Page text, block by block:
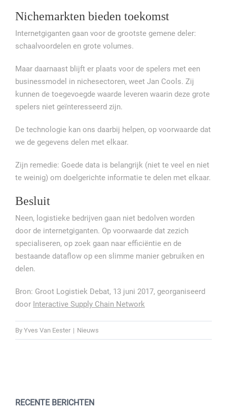
Nichemarkten bieden toekomst
Internetgiganten gaan voor de grootste gemene deler:
schaalvoordelen en grote volumes.
Maar daarnaast blijft er plaats voor de spelers met een
businessmodel in nichesectoren, weet Jan Cools. Zij
kunnen de toegevoegde waarde leveren waarin deze grote
spelers niet geïnteresseerd zijn.
De technologie kan ons daarbij helpen, op voorwaarde dat
we de gegevens delen met elkaar.
Zijn remedie: Goede data is belangrijk (niet te veel en niet
te weinig) om doelgerichte informatie te delen met elkaar.
Besluit
Neen, logistieke bedrijven gaan niet bedolven worden
door de internetgiganten. Op voorwaarde dat zezich
specialiseren, op zoek gaan naar efficiëntie en de
bestaande dataflow op een slimme manier gebruiken en
delen.
Bron: Groot Logistiek Debat, 13 juni 2017, georganiseerd
door Interactive Supply Chain Network
By Yves Van Eester | Nieuws
RECENTE BERICHTEN